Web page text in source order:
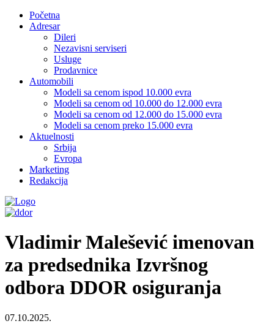
Početna
Adresar
Dileri
Nezavisni serviseri
Usluge
Prodavnice
Automobili
Modeli sa cenom ispod 10.000 evra
Modeli sa cenom od 10.000 do 12.000 evra
Modeli sa cenom od 12.000 do 15.000 evra
Modeli sa cenom preko 15.000 evra
Aktuelnosti
Srbija
Evropa
Marketing
Redakcija
Vladimir Malešević imenovan
za predsednika Izvršnog
odbora DDOR osiguranja
07.10.2025.